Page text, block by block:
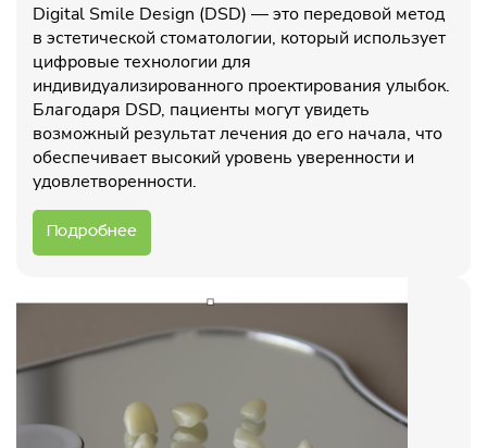
Digital Smile Design (DSD) — это передовой метод
в эстетической стоматологии, который использует
цифровые технологии для
индивидуализированного проектирования улыбок.
Благодаря DSD, пациенты могут увидеть
возможный результат лечения до его начала, что
обеспечивает высокий уровень уверенности и
удовлетворенности.
Подробнее